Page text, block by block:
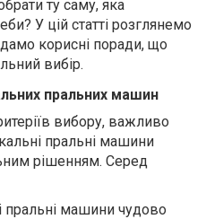
ту саму, яка
У цій статті розглянемо
корисні поради, що
вибір.
пральних машин
вибору, важливо
пральні машини
рішенням. Серед
пральні машини чудово